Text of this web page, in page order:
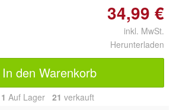
34,99 €
inkl. MwSt.
Herunterladen
In den Warenkorb
1 Auf Lager 21 verkauft